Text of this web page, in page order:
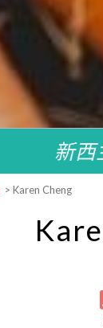
新西
> Karen Cheng